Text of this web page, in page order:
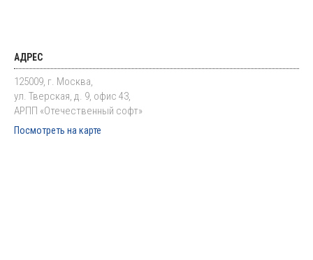
АДРЕС
125009, г. Москва,
ул. Тверская, д. 9, офис 43,
АРПП «Отечественный софт»
Посмотреть на карте